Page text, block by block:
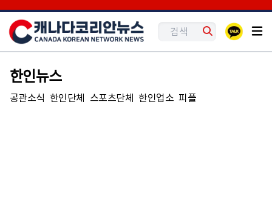
한인뉴스
공관소식 한인단체 스포츠단체 한인업소 피플